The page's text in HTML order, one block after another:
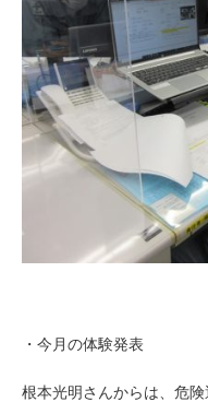
・今月の体験発表
根本光明さんからは、危険